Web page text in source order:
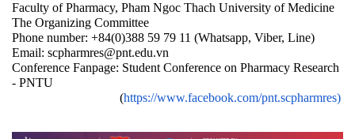
Faculty of Pharmacy, Pham Ngoc Thach University of Medicine
The Organizing Committee
Phone number: +84(0)388 59 79 11 (Whatsapp, Viber, Line)
Email: scpharmres@pnt.edu.vn
Conference Fanpage: Student Conference on Pharmacy Research
- PNTU
(https://www.facebook.com/pnt.scpharmres)